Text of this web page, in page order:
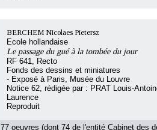
BERCHEM Nicolaes Pietersz
Ecole hollandaise
Le passage du gué à la tombée du jour
RF 641, Recto
Fonds des dessins et miniatures
- Exposé à Paris, Musée du Louvre
Notice 62, rédigée par : PRAT Louis-
Laurence
Reproduit
77 oeuvres (dont 74 de l'entité Cabinet des